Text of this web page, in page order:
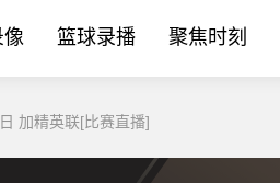
像 篮球录播 聚焦时刻
加精英联[比赛直播]